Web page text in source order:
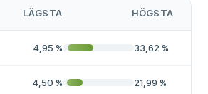
LÄGSTA HÖGSTA
4,95 % 33,62 %
4,50 % 21,99 %